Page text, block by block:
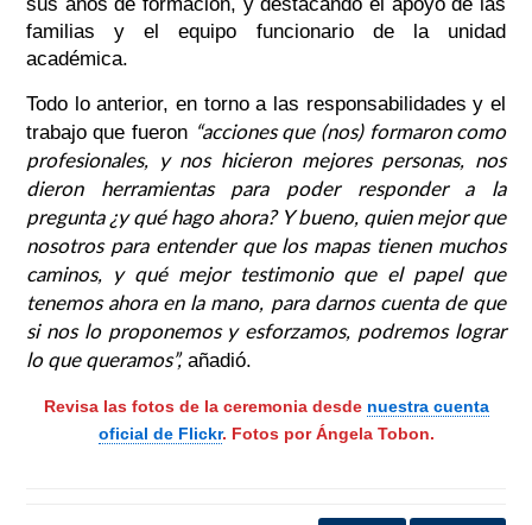
sus años de formación, y destacando el apoyo de las
familias y el equipo funcionario de la unidad
académica.
Todo lo anterior, en torno a las responsabilidades y el
trabajo que fueron “acciones que (nos) formaron como
profesionales, y nos hicieron mejores personas, nos
dieron herramientas para poder responder a la
pregunta ¿y qué hago ahora? Y bueno, quien mejor que
nosotros para entender que los mapas tienen muchos
caminos, y qué mejor testimonio que el papel que
tenemos ahora en la mano, para darnos cuenta de que
si nos lo proponemos y esforzamos, podremos lograr
lo que queramos”,añadió.
Revisa las fotos de la ceremonia desde nuestra cuenta
oficial de Flickr. Fotos por Ángela Tobon.